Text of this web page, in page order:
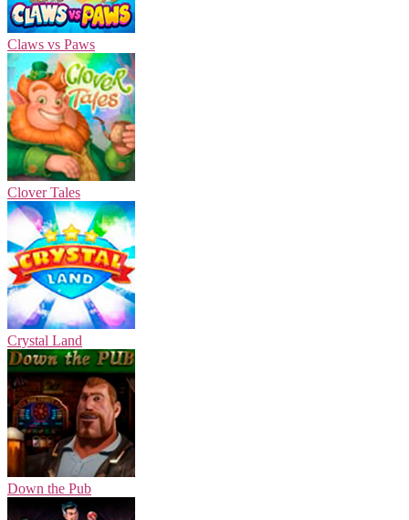
Claws vs Paws
Clover Tales
Crystal Land
Down the Pub